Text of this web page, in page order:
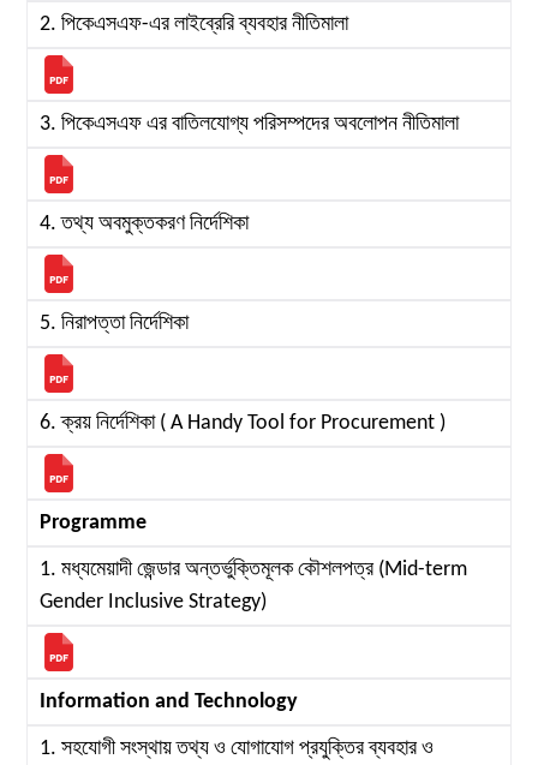
2. পিকেএসএফ-এর লাইব্রেরি ব্যবহার নীতিমালা
3. পিকেএসএফ এর বাতিলযোগ্য পরিসম্পদের অবলোপন নীতিমালা
4. তথ্য অবমুক্তকরণ নির্দেশিকা
5. নিরাপত্তা নির্দেশিকা
6. ক্রয় নির্দেশিকা ( A Handy Tool for Procurement )
Programme
1. মধ্যমেয়াদী জেন্ডার অন্তর্ভুক্তিমূলক কৌশলপত্র (Mid-term
Gender Inclusive Strategy)
Information and Technology
1. সহযোগী সংস্থায় তথ্য ও যোগাযোগ প্রযুক্তির ব্যবহার ও